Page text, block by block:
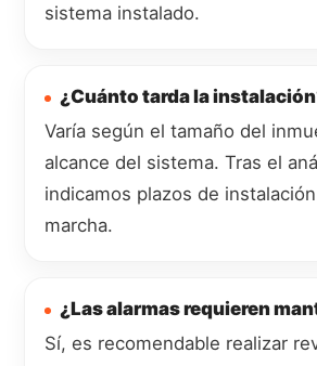
sistema instalado.
¿Cuánto tarda la
Varía según el tamaño del
alcance del sistema. Tras el
indicamos plazos de
marcha.
¿Las alarmas requieren
Sí, es recomendable realizar